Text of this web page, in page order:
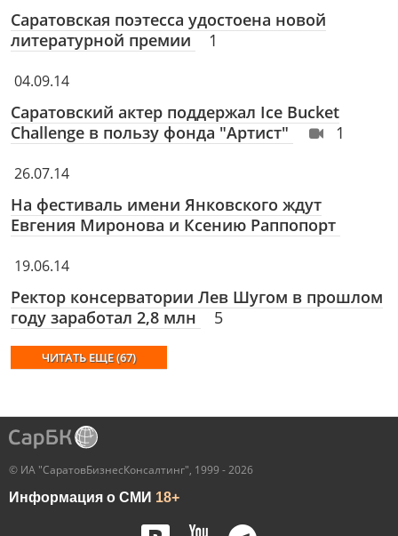
Саратовская поэтесса удостоена новой
литературной премии
1
04.09.14
Саратовский актер поддержал Ice Bucket
Challenge в пользу фонда "Артист"
1
26.07.14
На фестиваль имени Янковского ждут
Евгения Миронова и Ксению Раппопорт
19.06.14
Ректор консерватории Лев Шугом в прошлом
году заработал 2,8 млн
5
ЧИТАТЬ ЕЩЕ (67)
© ИА "СаратовБизнесКонсалтинг", 1999 - 2026
Информация о СМИ 18+